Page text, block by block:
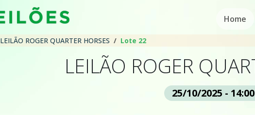
Home
LEILÃO ROGER QUARTER HORSES Lote 22
LEILÃO ROGER
25/10/2025 - 14:00